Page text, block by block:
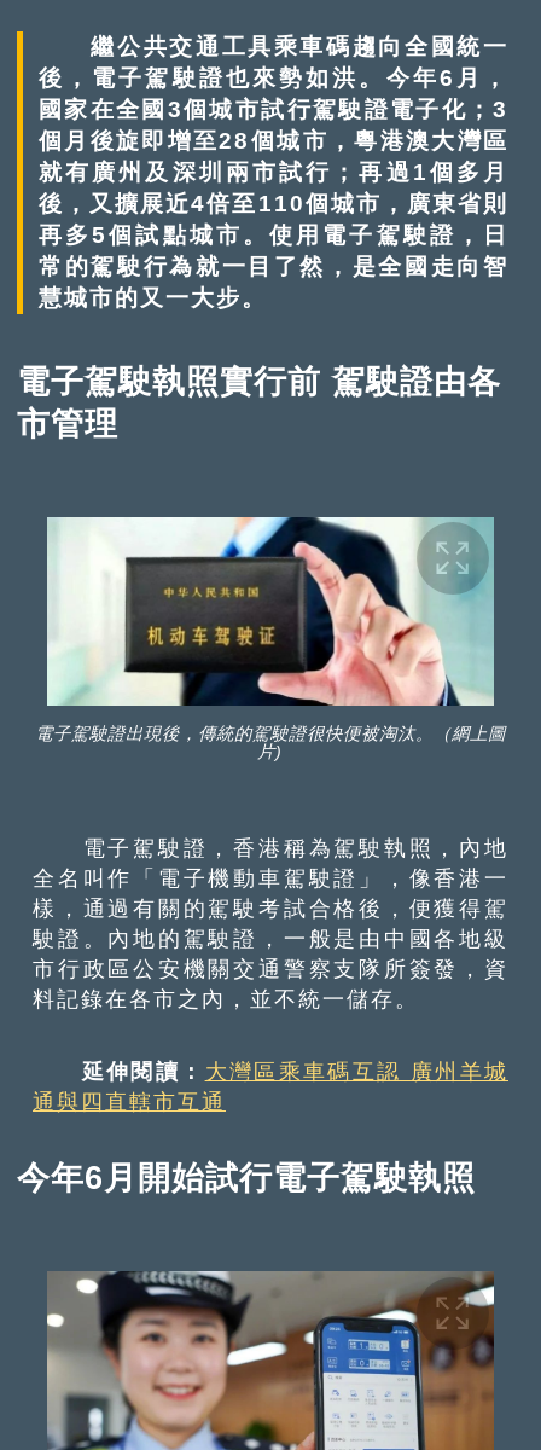
繼公共交通工具乘車碼趨向全國統一
後，電子駕駛證也來勢如洪。今年6月，
國家在全國3個城市試行駕駛證電子化；3
個月後旋即增至28個城市，粵港澳大灣區
就有廣州及深圳兩市試行；再過1個多月
後，又擴展近4倍至110個城市，廣東省則
再多5個試點城市。使用電子駕駛證，日
常的駕駛行為就一目了然，是全國走向智
慧城市的又一大步。
電子駕駛執照實行前 駕駛證由各
市管理
電子駕駛證出現後，傳統的駕駛證很快便被淘汰。（網上圖
片)
電子駕駛證，香港稱為駕駛執照，內地
全名叫作「電子機動車駕駛證」，像香港一
樣，通過有關的駕駛考試合格後，便獲得駕
駛證。內地的駕駛證，一般是由中國各地級
市行政區公安機關交通警察支隊所簽發，資
料記錄在各市之內，並不統一儲存。
延伸閱讀： 大灣區乘車碼互認 廣州羊城
通與四直轄市互通
今年6月開始試行電子駕駛執照